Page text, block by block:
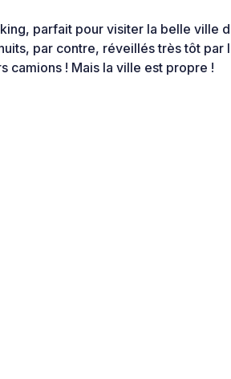
parfait pour visiter la belle ville
par contre, réveillés très tôt par
camions ! Mais la ville est propre !